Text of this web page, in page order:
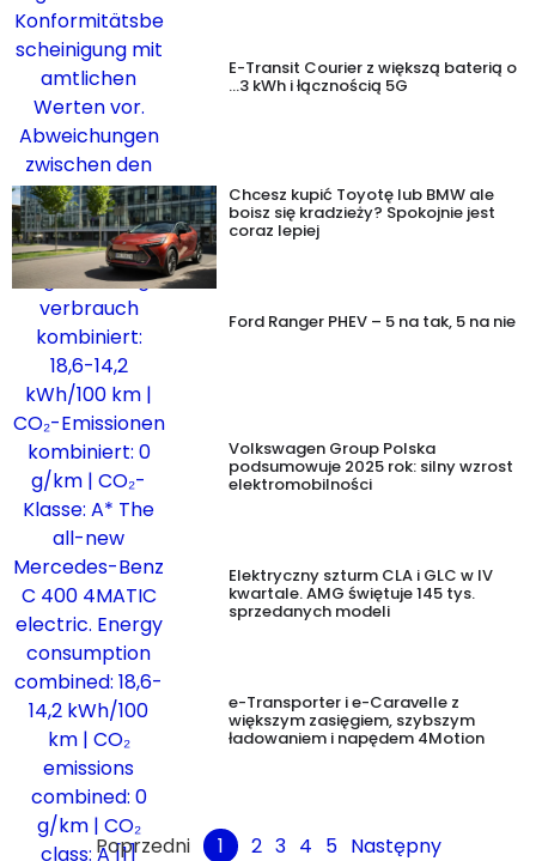
E-Transit Courier z większą baterią o
…3 kWh i łącznością 5G
Chcesz kupić Toyotę lub BMW ale
boisz się kradzieży? Spokojnie jest
coraz lepiej
Ford Ranger PHEV – 5 na tak, 5 na nie
Volkswagen Group Polska
podsumowuje 2025 rok: silny wzrost
elektromobilności
Elektryczny szturm CLA i GLC w IV
kwartale. AMG świętuje 145 tys.
sprzedanych modeli
e-Transporter i e-Caravelle z
większym zasięgiem, szybszym
ładowaniem i napędem 4Motion
Poprzedni 1 2 3 4 5 Następny